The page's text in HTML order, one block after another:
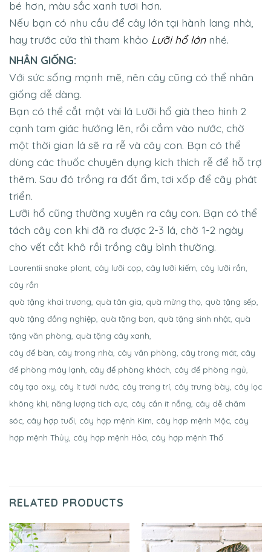
bé hơn, màu sắc xanh tươi hơn.
Nếu bạn có nhu cầu để cây lớn tại hành lang nhà,
hay trước cửa thì tham khảo Lưỡi hổ lớnnhé.
NHÂN GIỐNG:
Với sức sống mạnh mẽ, nên cây cũng có thể nhân
giống dễ dàng.
Bạn có thể cắt một vài lá Lưỡi hổ già theo hình 2
cạnh tam giác hướng lên, rồi cắm vào nước, chờ
một thời gian lá sẽ ra rễ và cây con. Bạn có thể
dùng các thuốc chuyên dụng kích thích rễ để hỗ trợ
thêm. Sau đó trồng ra đất ẩm, tơi xốp để cây phát
triển.
Lưỡi hổ cũng thường xuyên ra cây con. Bạn có thể
tách cây con khi đã ra được 2-3 lá, chờ 1-2 ngày
cho vết cắt khô rồi trồng cây bình thường.
Laurentii snake plant , cây lưỡi cọp, cây lưỡi kiếm, cây lưỡi rắn,
cây rắn
quà tặng khai trương, quà tân gia, quà mừng thọ, quà tặng sếp,
quà tặng đồng nghiệp, quà tặng bạn, quà tặng sinh nhật, quà
tặng văn phòng, quà tặng cây xanh,
cây để bàn, cây trong nhà, cây văn phòng, cây trong mát, cây
để phòng máy lạnh, cây để phòng khách, cây để phòng ngủ,
cây tạo oxy, cây ít tưới nước, cây trang trí, cây trưng bày, cây lọc
không khí, năng lượng tích cực, cây cần ít nắng, cây dễ chăm
sóc, cây hợp tuổi, cây hợp mệnh Kim, cây hợp mệnh Mộc, cây
hợp mệnh Thủy, cây hợp mệnh Hỏa, cây hợp mệnh Thổ
RELATED PRODUCTS